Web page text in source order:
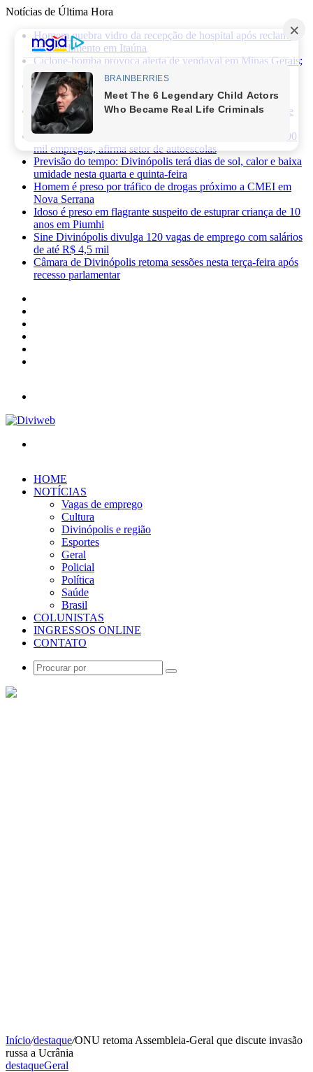
Notícias de Última Hora
Homem quebra vidro da recepção de hospital após reclamar
de atendimento em Itaúna
Ciclone-bomba provoca alerta de vendaval em Minas Gerais;
veja os impactos previstos para Divinópolis
Homem morre após sofrer choque elétrico e cair de oito
metros durante manutenção em academia
PRF apreende 75 mil maços de cigarros contrabandeados e
prende motorista na BR-262
Novas regras da CNH já provocaram perda de cerca de 100
mil empregos, afirma setor de autoescolas
Previsão do tempo: Divinópolis terá dias de sol, calor e baixa
umidade nesta quarta e quinta-feira
Homem é preso por tráfico de drogas próximo a CMEI em
Nova Serrana
Idoso é preso em flagrante suspeito de estuprar criança de 10
anos em Piumhi
Sine Divinópolis divulga 120 vagas de emprego com salários
de até R$ 4,5 mil
Câmara de Divinópolis retoma sessões nesta terça-feira após
recesso parlamentar
HOME
NOTÍCIAS
Vagas de emprego
Cultura
Divinópolis e região
Esportes
Geral
Policial
Política
Saúde
Brasil
COLUNISTAS
INGRESSOS ONLINE
CONTATO
Procurar
Início/destaque/ONU retoma Assembleia-Geral que discute invasão
russa a Ucrânia
destaqueGeral